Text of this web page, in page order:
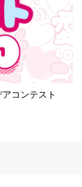
コンテスト